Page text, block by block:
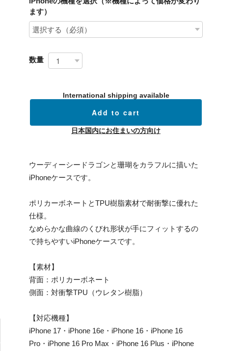
ます）
数量
International shipping available
Add to cart
日本国内にお住まいの方向け
ウーディーシードラゴンと珊瑚をカラフルに描いた
iPhoneケースです。
ポリカーボネートとTPU樹脂素材で耐衝撃に優れた
仕様。
なめらかな曲線のくびれ形状が手にフィットするの
で持ちやすいiPhoneケースです。
【素材】
背面：ポリカーボネート
側面：対衝撃TPU（ウレタン樹脂）
【対応機種】
iPhone 17・iPhone 16e・iPhone 16・iPhone 16
Pro・iPhone 16 Pro Max・iPhone 16 Plus・iPhone